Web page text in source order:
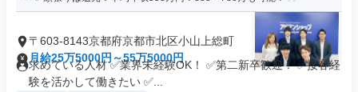
〒603-8143京都府京都市北区小山上総町
月給25万5000円～55万5000円
求めている人材 ✅業界未経験OK！ ✅第二新卒歓迎！ ✅接客経
験を活かして働きたい ✅...